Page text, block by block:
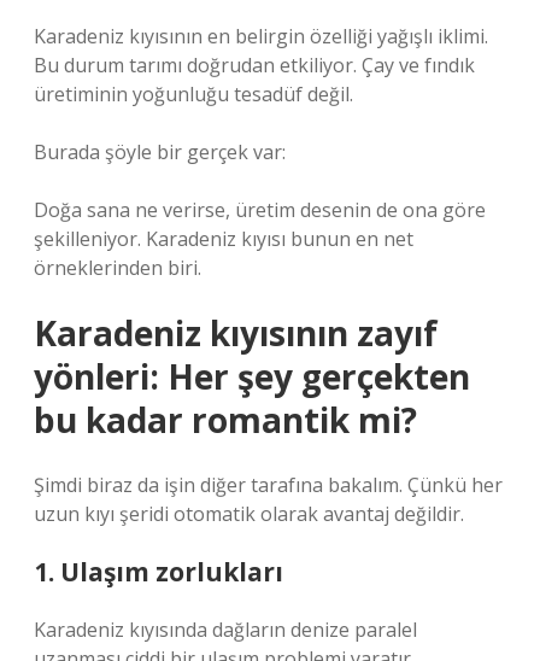
Karadeniz kıyısının en belirgin özelliği yağışlı iklimi.
Bu durum tarımı doğrudan etkiliyor. Çay ve fındık
üretiminin yoğunluğu tesadüf değil.
Burada şöyle bir gerçek var:
Doğa sana ne verirse, üretim desenin de ona göre
şekilleniyor. Karadeniz kıyısı bunun en net
örneklerinden biri.
Karadeniz kıyısının zayıf
yönleri: Her şey gerçekten
bu kadar romantik mi?
Şimdi biraz da işin diğer tarafına bakalım. Çünkü her
uzun kıyı şeridi otomatik olarak avantaj değildir.
1. Ulaşım zorlukları
Karadeniz kıyısında dağların denize paralel